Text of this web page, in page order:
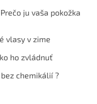
ju vaša pokožka
vlasy v zime
ho zvládnuť
chemikálií ?